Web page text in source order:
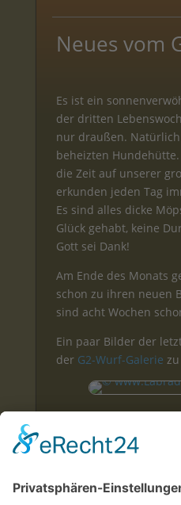
Neues vom
Es ist ein
der dritten
nur draußen.
beheizten
die Zeit auf unserer
erkunden jeden Tag
Es sind alles dicke
Glück gehabt, keine
Gott sei Dank!
Am Ende des Monats
schon zu ihren neuen
sind acht Wochen
Ein paar Bilder der
der G2-Wurf-Galerie